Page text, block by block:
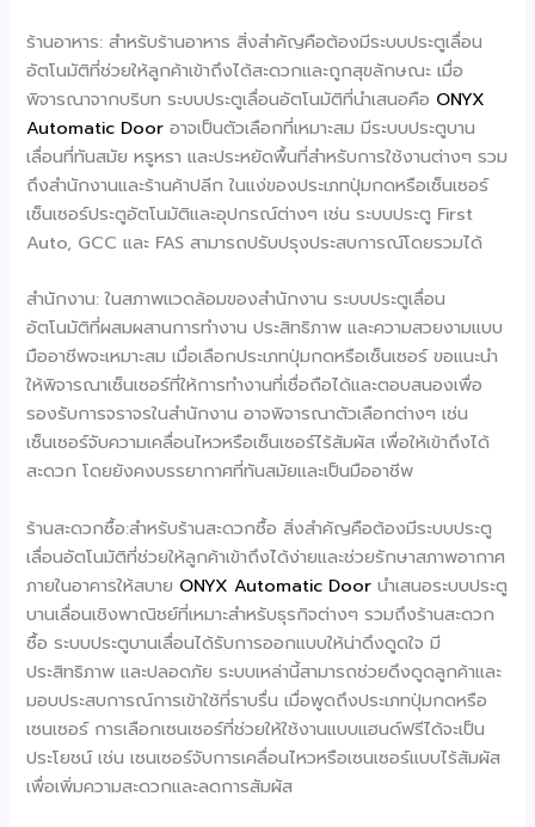
ร้านอาหาร: สำหรับร้านอาหาร สิ่งสำคัญคือต้องมีระบบประตูเลื่อน
อัตโนมัติที่ช่วยให้ลูกค้าเข้าถึงได้สะดวกและถูกสุขลักษณะ เมื่อ
พิจารณาจากบริบท ระบบประตูเลื่อนอัตโนมัติที่นำเสนอคือ ONYX
Automatic Door อาจเป็นตัวเลือกที่เหมาะสม มีระบบประตูบาน
เลื่อนที่ทันสมัย หรูหรา และประหยัดพื้นที่สำหรับการใช้งานต่างๆ รวม
ถึงสำนักงานและร้านค้าปลีก ในแง่ของประเภทปุ่มกดหรือเซ็นเซอร์
เซ็นเซอร์ประตูอัตโนมัติและอุปกรณ์ต่างๆ เช่น ระบบประตู First
Auto, GCC และ FAS สามารถปรับปรุงประสบการณ์โดยรวมได้
สำนักงาน: ในสภาพแวดล้อมของสำนักงาน ระบบประตูเลื่อน
อัตโนมัติที่ผสมผสานการทำงาน ประสิทธิภาพ และความสวยงามแบบ
มืออาชีพจะเหมาะสม เมื่อเลือกประเภทปุ่มกดหรือเซ็นเซอร์ ขอแนะนำ
ให้พิจารณาเซ็นเซอร์ที่ให้การทำงานที่เชื่อถือได้และตอบสนองเพื่อ
รองรับการจราจรในสำนักงาน อาจพิจารณาตัวเลือกต่างๆ เช่น
เซ็นเซอร์จับความเคลื่อนไหวหรือเซ็นเซอร์ไร้สัมผัส เพื่อให้เข้าถึงได้
สะดวก โดยยังคงบรรยากาศที่ทันสมัยและเป็นมืออาชีพ
ร้านสะดวกซื้อ:สำหรับร้านสะดวกซื้อ สิ่งสำคัญคือต้องมีระบบประตู
เลื่อนอัตโนมัติที่ช่วยให้ลูกค้าเข้าถึงได้ง่ายและช่วยรักษาสภาพอากาศ
ภายในอาคารให้สบาย ONYX Automatic Door นำเสนอระบบประตู
บานเลื่อนเชิงพาณิชย์ที่เหมาะสำหรับธุรกิจต่างๆ รวมถึงร้านสะดวก
ซื้อ ระบบประตูบานเลื่อนได้รับการออกแบบให้น่าดึงดูดใจ มี
ประสิทธิภาพ และปลอดภัย ระบบเหล่านี้สามารถช่วยดึงดูดลูกค้าและ
มอบประสบการณ์การเข้าใช้ที่ราบรื่น เมื่อพูดถึงประเภทปุ่มกดหรือ
เซนเซอร์ การเลือกเซนเซอร์ที่ช่วยให้ใช้งานแบบแฮนด์ฟรีได้จะเป็น
ประโยชน์ เช่น เซนเซอร์จับการเคลื่อนไหวหรือเซนเซอร์แบบไร้สัมผัส
เพื่อเพิ่มความสะดวกและลดการสัมผัส